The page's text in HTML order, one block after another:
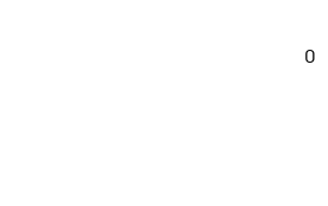
0